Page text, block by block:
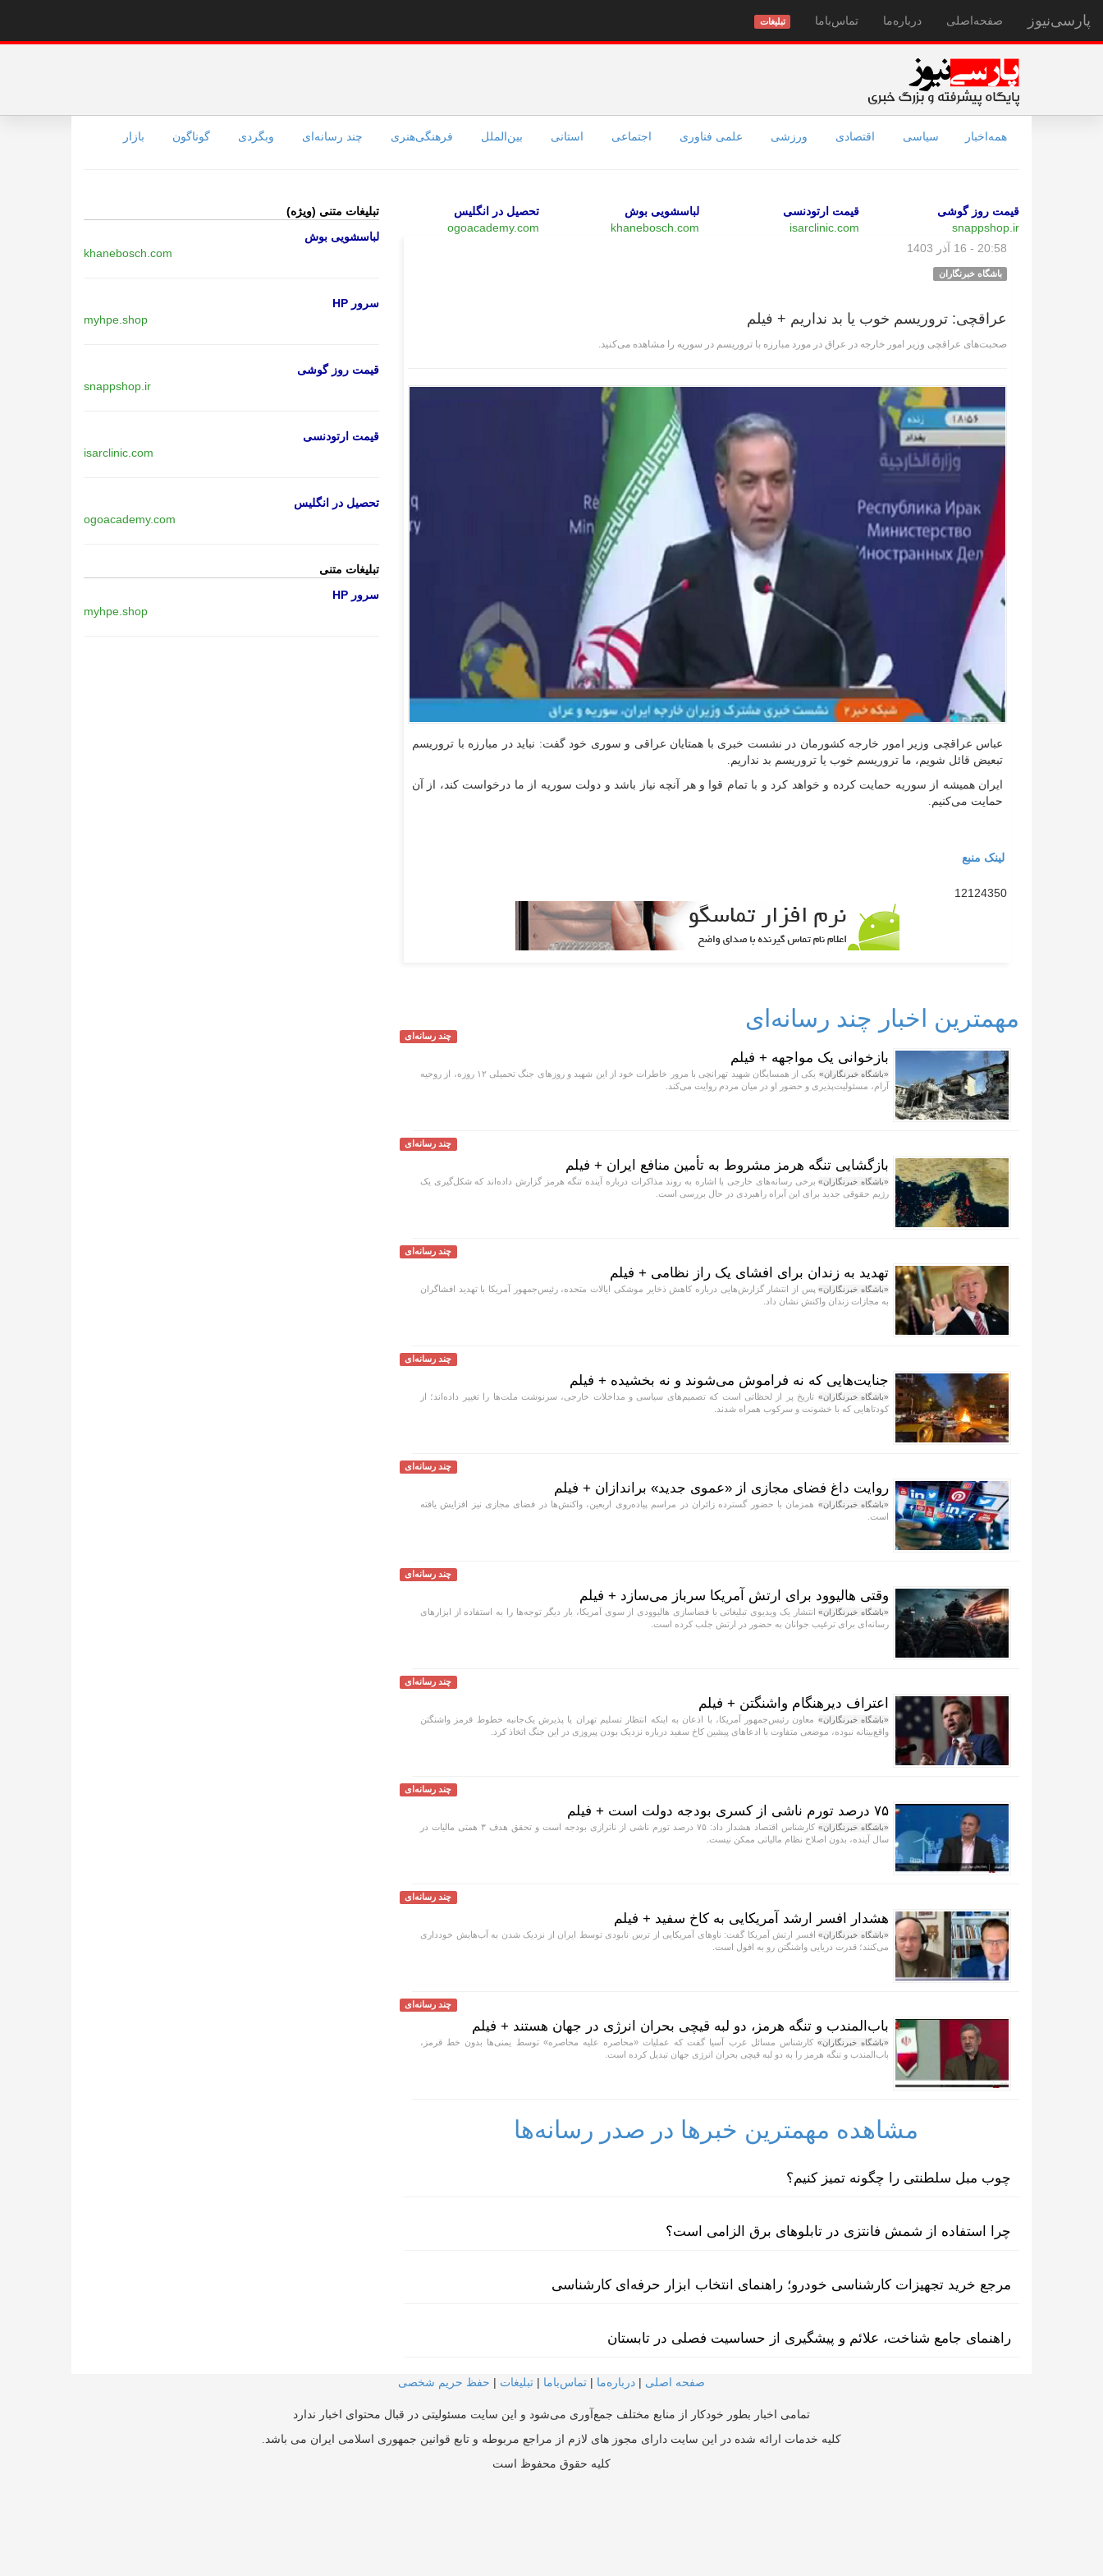
پارسی‌نیوز صفحه‌اصلی درباره‌ما تماس‌با‌ما تبلیغات
همه‌اخبار سیاسی اقتصادی ورزشی علمی فناوری اجتماعی استانی بین‌الملل فرهنگی‌هنری چند رسانه‌ای وبگردی گوناگون بازار
قیمت روز گوشی
snappshop.ir
قیمت ارتودنسی
isarclinic.com
لباسشویی بوش
khanebosch.com
تحصیل در انگلیس
ogoacademy.com
20:58 - 16 آذر 1403
باشگاه خبرنگاران
عراقچی: تروریسم خوب یا بد نداریم + فیلم
صحبت‌های عراقچی وزیر امور خارجه در عراق در مورد مبارزه با تروریسم در سوریه را مشاهده می‌کنید.
عباس عراقچی وزیر امور خارجه کشورمان در نشست خبری با همتایان عراقی و سوری خود گفت: نباید در مبارزه با تروریسم
تبعیض قائل شویم، ما تروریسم خوب یا تروریسم بد نداریم.
ایران همیشه از سوریه حمایت کرده و خواهد کرد و با تمام قوا و هر آنچه نیاز باشد و دولت سوریه از ما درخواست کند، از آن
حمایت می‌کنیم.
لینک منبع
12124350
مهمترین اخبار چند رسانه‌ای
چند رسانه‌ای
بازخوانی یک مواجهه + فیلم
«باشگاه خبرنگاران»
یکی از همسایگان شهید تهرانچی با مرور خاطرات خود از این شهید و روز‌های جنگ تحمیلی ۱۲ روزه، از روحیه
آرام، مسئولیت‌پذیری و حضور او در میان مردم روایت می‌کند.
چند رسانه‌ای
بازگشایی تنگه هرمز مشروط به تأمین منافع ایران + فیلم
«باشگاه خبرنگاران»برخی رسانه‌های خارجی با اشاره به روند مذاکرات درباره آینده تنگه هرمز گزارش داده‌اند که شکل‌گیری یک
رژیم حقوقی جدید برای این آبراه راهبردی در حال بررسی است.
چند رسانه‌ای
تهدید به زندان برای افشای یک راز نظامی + فیلم
«باشگاه خبرنگاران»پس از انتشار گزارش‌هایی درباره کاهش ذخایر موشکی ایالات متحده، رئیس‌جمهور آمریکا با تهدید افشاگران
به مجازات زندان واکنش نشان داد.
چند رسانه‌ای
جنایت‌هایی که نه فراموش می‌شوند و نه بخشیده + فیلم
«باشگاه خبرنگاران» تاریخ پر از لحظاتی است که تصمیم‌های سیاسی و مداخلات خارجی، سرنوشت ملت‌ها را تغییر داده‌اند؛ از
کودتا‌هایی که با خشونت و سرکوب همراه شدند.
چند رسانه‌ای
روایت داغ فضای مجازی از «عموی جدید» براندازان + فیلم
«باشگاه خبرنگاران» همزمان با حضور گسترده زائران در مراسم پیاده‌روی اربعین، واکنش‌ها در فضای مجازی نیز افزایش یافته
است.
چند رسانه‌ای
وقتی هالیوود برای ارتش آمریکا سرباز می‌سازد + فیلم
«باشگاه خبرنگاران»انتشار یک ویدیوی تبلیغاتی با فضاسازی هالیوودی از سوی آمریکا، بار دیگر توجه‌ها را به استفاده از ابزار‌های
رسانه‌ای برای ترغیب جوانان به حضور در ارتش جلب کرده است.
چند رسانه‌ای
اعتراف دیرهنگام واشنگتن + فیلم
«باشگاه خبرنگاران» معاون رئیس‌جمهور آمریکا، با اذعان به اینکه انتظار تسلیم تهران یا پذیرش یک‌جانبه خطوط قرمز واشنگتن
واقع‌بینانه نبوده، موضعی متفاوت با ادعا‌های پیشین کاخ سفید درباره نزدیک بودن پیروزی در این جنگ اتخاذ کرد.
چند رسانه‌ای
۷۵ درصد تورم ناشی از کسری بودجه دولت است + فیلم
«باشگاه خبرنگاران»
کارشناس اقتصاد هشدار داد: ۷۵ درصد تورم ناشی از ناترازی بودجه است و تحقق هدف ۳ همتی مالیات در
سال آینده، بدون اصلاح نظام مالیاتی ممکن نیست.
چند رسانه‌ای
هشدار افسر ارشد آمریکایی به کاخ سفید + فیلم
«باشگاه خبرنگاران»افسر ارتش آمریکا گفت: ناو‌های آمریکایی از ترس نابودی توسط ایران از نزدیک شدن به آب‌هایش خودداری
می‌کنند؛ قدرت دریایی واشنگتن رو به افول است.
چند رسانه‌ای
باب‌المندب و تنگه هرمز، دو لبه قیچی بحران انرژی در جهان هستند + فیلم
«باشگاه خبرنگاران» کارشناس مسائل غرب آسیا گفت که عملیات «محاصره علیه محاصره» توسط یمنی‌ها بدون خط قرمز،
باب‌المندب و تنگه هرمز را به دو لبه قیچی بحران انرژی جهان تبدیل کرده است.
مشاهده مهمترین خبرها در صدر رسانه‌ها
چوب مبل سلطنتی را چگونه تمیز کنیم؟
چرا استفاده از شمش فانتزی در تابلوهای برق الزامی است؟
مرجع خرید تجهیزات کارشناسی خودرو؛ راهنمای انتخاب ابزار حرفه‌ای کارشناسی
راهنمای جامع شناخت، علائم و پیشگیری از حساسیت فصلی در تابستان
تبلیغات متنی (ویژه)
لباسشویی بوش
khanebosch.com
سرور HP
myhpe.shop
قیمت روز گوشی
snappshop.ir
قیمت ارتودنسی
isarclinic.com
تحصیل در انگلیس
ogoacademy.com
تبلیغات متنی
سرور HP
myhpe.shop
صفحه اصلی | درباره‌ما | تماس‌با‌ما | تبلیغات | حفظ حریم شخصی
تمامی اخبار بطور خودکار از منابع مختلف جمع‌آوری می‌شود و این سایت مسئولیتی در قبال محتوای اخبار ندارد
کلیه خدمات ارائه شده در این سایت دارای مجوز های لازم از مراجع مربوطه و تابع قوانین جمهوری اسلامی ایران می باشد.
کلیه حقوق محفوظ است